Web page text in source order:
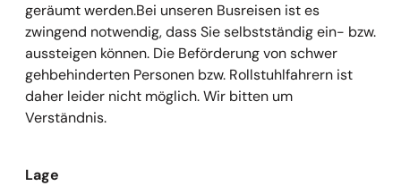
geräumt werden.Bei unseren Busreisen ist es
zwingend notwendig, dass Sie selbstständig ein- bzw.
aussteigen können. Die Beförderung von schwer
gehbehinderten Personen bzw. Rollstuhlfahrern ist
daher leider nicht möglich. Wir bitten um
Verständnis.
Lage